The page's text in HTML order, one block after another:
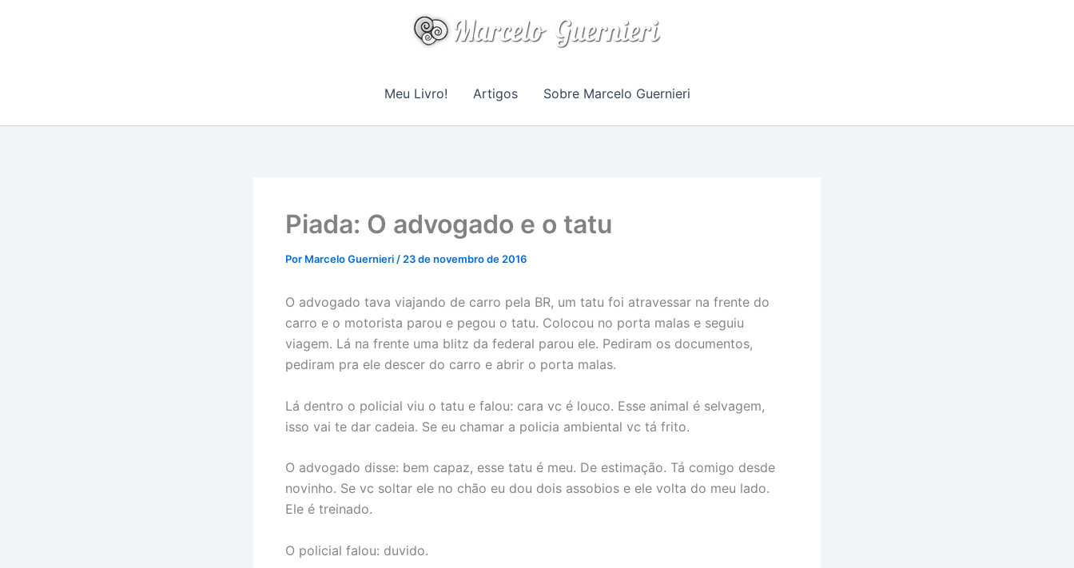
Meu Livro!
Artigos Sobre Marcelo Guernieri
Piada: O advogado e o tatu
Por Marcelo Guernieri / 23 de novembro de 2016
O advogado tava viajando de carro pela BR, um tatu foi atravessar na frente do
carro e o motorista parou e pegou o tatu. Colocou no porta malas e seguiu
viagem. Lá na frente uma blitz da federal parou ele. Pediram os documentos,
pediram pra ele descer do carro e abrir o porta malas.
Lá dentro o policial viu o tatu e falou: cara vc é louco. Esse animal é selvagem,
isso vai te dar cadeia. Se eu chamar a policia ambiental vc tá frito.
O advogado disse: bem capaz, esse tatu é meu. De estimação. Tá comigo desde
novinho. Se vc soltar ele no chão eu dou dois assobios e ele volta do meu lado.
Ele é treinado.
O policial falou: duvido.